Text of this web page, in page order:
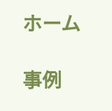
ホーム
事例